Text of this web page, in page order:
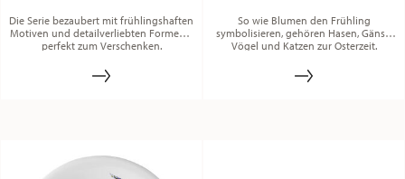
Die Serie bezaubert mit frühlingshaften
Motiven und detailverliebten Formen –
perfekt zum Verschenken.
So wie Blumen den Frühling
symbolisieren, gehören Hasen, Gänse,
Vögel und Katzen zur Osterzeit.